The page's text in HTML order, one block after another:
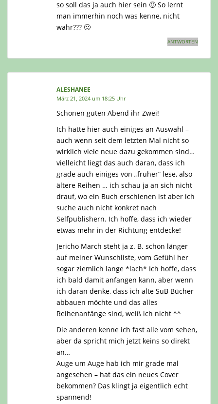
so soll das ja auch hier sein 🙂 So lernt
man immerhin noch was kenne, nicht
wahr??? 🙂
ANTWORTEN
ALESHANEE
März 21, 2024 um 18:25 Uhr
Schönen guten Abend ihr Zwei!
Ich hatte hier auch einiges an Auswahl –
auch wenn seit dem letzten Mal nicht so
wirklich viele neue dazu gekommen sind…
vielleicht liegt das auch daran, dass ich
grade auch einiges von „früher“ lese, also
ältere Reihen … ich schau ja an sich nicht
drauf, wo ein Buch erschienen ist aber ich
suche auch nicht konkret nach
Selfpublishern. Ich hoffe, dass ich wieder
etwas mehr in der Richtung entdecke!
Jericho March steht ja z. B. schon länger
auf meiner Wunschliste, vom Gefühl her
sogar ziemlich lange *lach* Ich hoffe, dass
ich bald damit anfangen kann, aber wenn
ich daran denke, dass ich alte SuB Bücher
abbauen möchte und das alles
Reihenanfänge sind, weiß ich nicht ^^
Die anderen kenne ich fast alle vom sehen,
aber da spricht mich jetzt keins so direkt
an…
Auge um Auge hab ich mir grade mal
angesehen – hat das ein neues Cover
bekommen? Das klingt ja eigentlich echt
spannend!